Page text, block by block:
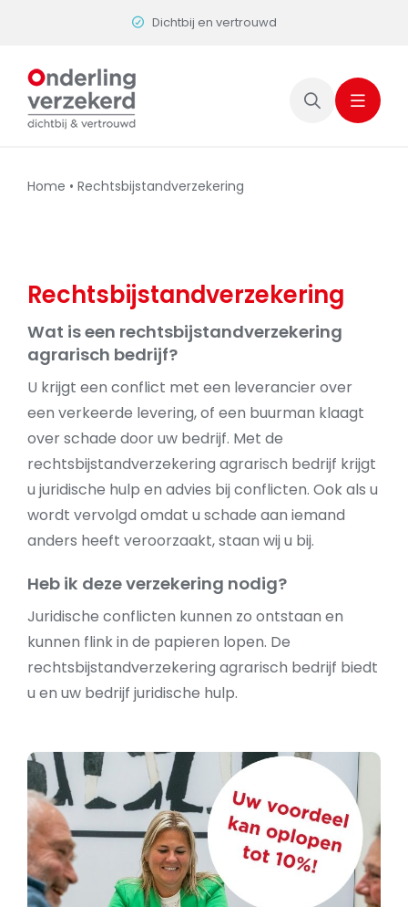
Dichtbij en vertrouwd
Home • Rechtsbijstandverzekering
Rechtsbijstandverzekering
Wat is een rechtsbijstandverzekering
agrarisch bedrijf?
U krijgt een conflict met een leverancier over
een verkeerde levering, of een buurman klaagt
over schade door uw bedrijf. Met de
rechtsbijstandverzekering agrarisch bedrijf krijgt
u juridische hulp en advies bij conflicten. Ook als u
wordt vervolgd omdat u schade aan iemand
anders heeft veroorzaakt, staan wij u bij.
Heb ik deze verzekering nodig?
Juridische conflicten kunnen zo ontstaan en
kunnen flink in de papieren lopen. De
rechtsbijstandverzekering agrarisch bedrijf biedt
u en uw bedrijf juridische hulp.